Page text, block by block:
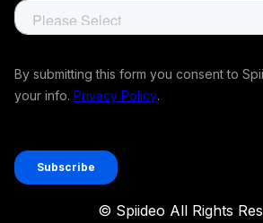
© Spiideo All Rights